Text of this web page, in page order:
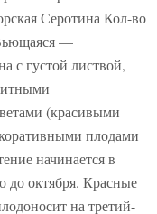
Серотина Кол-во
—
с густой листвой,
(красивыми
плодами
начинается в
до октября. Красные
на третий-